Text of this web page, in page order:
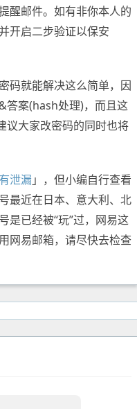
醒邮件。如有非你本人的
开启二步验证以保安
码就能解决这么简单，因
答案(hash处理)，而且这
议大家改密码的同时也将
泄漏 」，但小编自行查看
最近在日本、意大利、北
是已经被“玩”过，网易这
网易邮箱，请尽快去检查